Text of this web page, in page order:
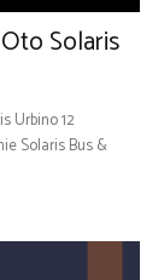
Solaris
Urbino 12
Solaris Bus &